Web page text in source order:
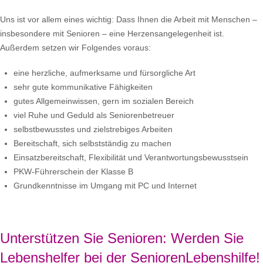
Uns ist vor allem eines wichtig: Dass Ihnen die Arbeit mit Menschen –
insbesondere mit Senioren – eine Herzensangelegenheit ist.
Außerdem setzen wir Folgendes voraus:
eine herzliche, aufmerksame und fürsorgliche Art
sehr gute kommunikative Fähigkeiten
gutes Allgemeinwissen, gern im sozialen Bereich
viel Ruhe und Geduld als Seniorenbetreuer
selbstbewusstes und zielstrebiges Arbeiten
Bereitschaft, sich selbstständig zu machen
Einsatzbereitschaft, Flexibilität und Verantwortungsbewusstsein
PKW-Führerschein der Klasse B
Grundkenntnisse im Umgang mit PC und Internet
Unterstützen Sie Senioren: Werden Sie
Lebenshelfer bei der SeniorenLebenshilfe!